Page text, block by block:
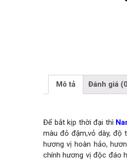
Mô tả Đánh giá
Để bắt kịp thời đại thì
màu đỏ đậm,vỏ dày, độ
hương vị hoàn hảo,
chính hương vị độc đáo